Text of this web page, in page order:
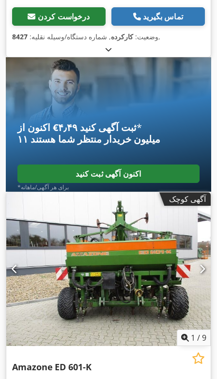
درخواست کردن تماس بگیرید
وضعیت:کارکرده, شماره دستگاه/وسیله نقلیه: 8427 ,
اکنون از ‎€۴٫۴۹ ثبت آگهی کنید*
۱۱ میلیون خریدار منتظر شما هستند
اکنون آگهی ثبت کنید
*برای هر آگهی/ماهانه
آگهی کوچک
1 /9
Amazone ED 601-K